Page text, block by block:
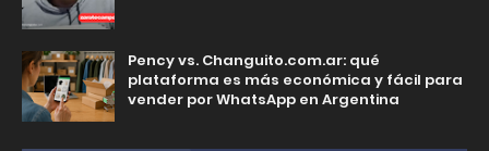
Pency vs. Changuito.com.ar: qué
plataforma es más económica y fácil para
vender por WhatsApp en Argentina